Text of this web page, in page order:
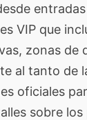
VIP que
zonas de
al tanto de
oficiales
sobre los